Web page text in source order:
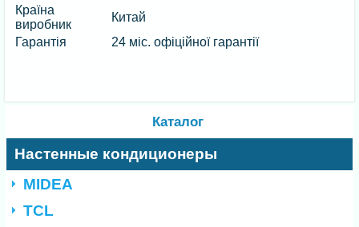
Країна
виробник
Китай
Гарантія
24 міс. офіційної гарантії
Каталог
Настенные кондиционеры
MIDEA
TCL